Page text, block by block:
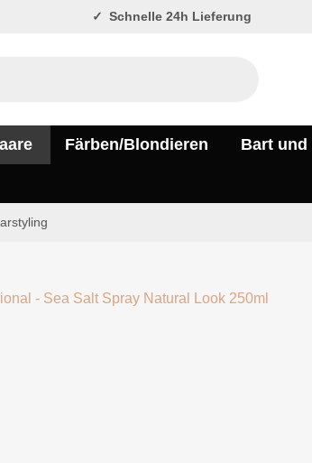
Schnelle 24h Lieferung
Färben/Blondieren Bart und